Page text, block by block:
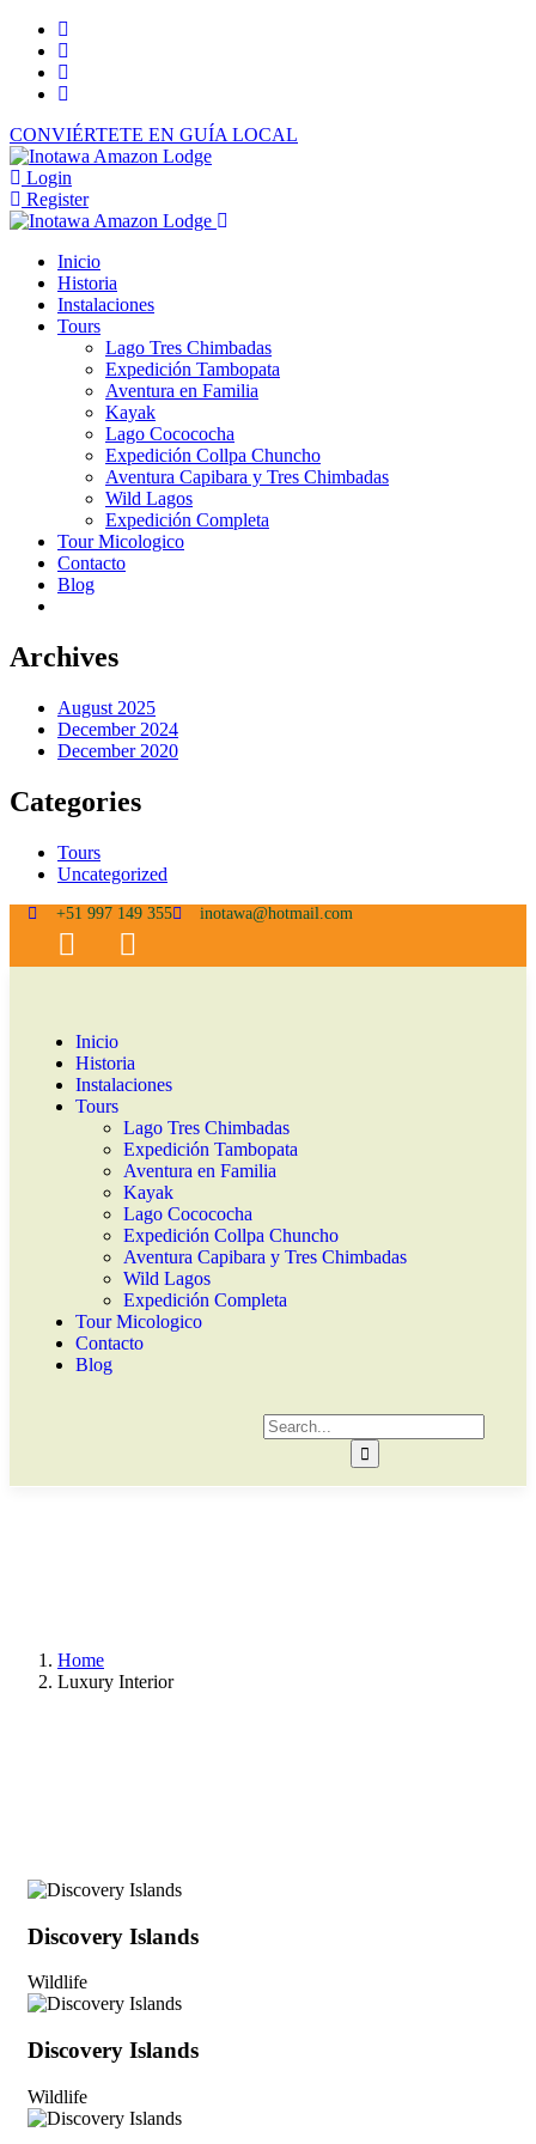
CONVIÉRTETE EN GUÍA LOCAL
Login
Register
Inicio
Historia
Instalaciones
Tours
Lago Tres Chimbadas
Expedición Tambopata
Aventura en Familia
Kayak
Lago Cocococha
Expedición Collpa Chuncho
Aventura Capibara y Tres Chimbadas
Wild Lagos
Expedición Completa
Tour Micologico
Contacto
Blog
Archives
August 2025
December 2024
December 2020
Categories
Tours
Uncategorized
+51 997 149 355 inotawa@hotmail.com
Inicio
Historia
Instalaciones
Tours
Lago Tres Chimbadas
Expedición Tambopata
Aventura en Familia
Kayak
Lago Cocococha
Expedición Collpa Chuncho
Aventura Capibara y Tres Chimbadas
Wild Lagos
Expedición Completa
Tour Micologico
Contacto
Blog
Home
Luxury Interior
Discovery Islands
Wildlife
Discovery Islands
Wildlife